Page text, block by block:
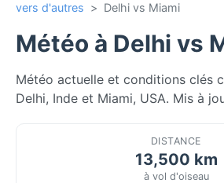
vers d'autres > Delhi vs Miami
Météo à Delhi vs
Météo actuelle et conditions clés
Delhi, Inde et Miami, USA. Mis à
DISTANCE
13,500 km
à vol d'oiseau